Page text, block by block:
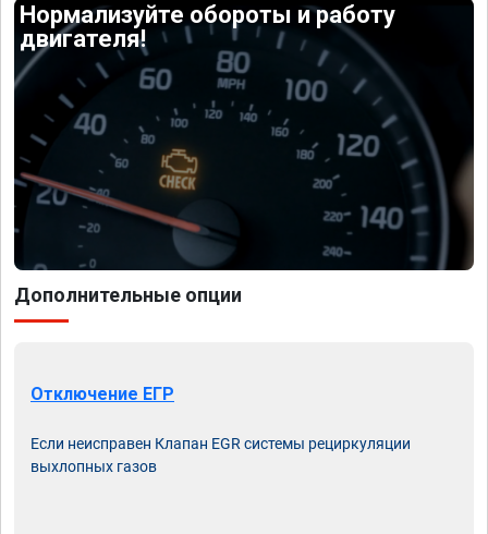
Нормализуйте обороты и работу
двигателя!
Дополнительные опции
Отключение ЕГР
Если неисправен Клапан EGR системы рециркуляции
выхлопных газов